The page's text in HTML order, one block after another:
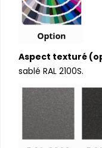
Aspect texturé
sablé RAL 2100S.